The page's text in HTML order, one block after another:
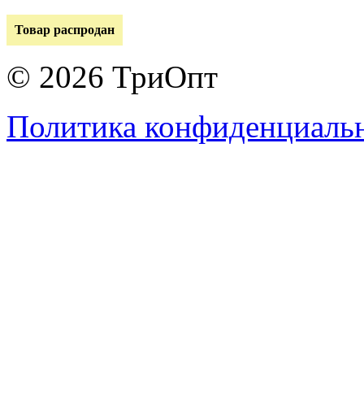
Товар распродан
© 2026 ТриОпт
Политика